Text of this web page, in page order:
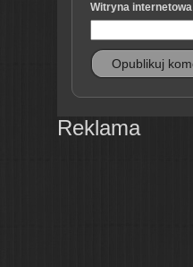
Witryna internetowa
Reklama